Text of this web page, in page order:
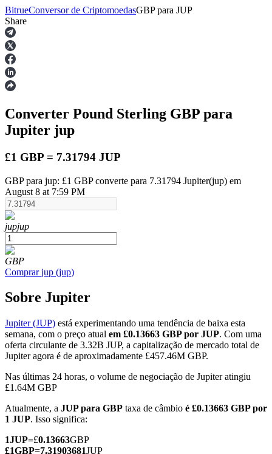
Futuros
Futuros de USDT
Futuros usando USDT como garantia
Futuros COIN-M
Futuros de criptomoeda
TradFi
Derivativos de ações, câmbio, metais preciosos e commodities
BitrueConversor de CriptomoedasGBP para JUP
Share
Converter Pound Sterling GBP para
Jupiter jup
£1 GBP = 7.31794 JUP
GBP para jup: £1 GBP converte para 7.31794 Jupiter(jup) em
August 8 at 7:59 PM
jupjup
GBP
Comprar jup (jup)
Sobre Jupiter
Jupiter (JUP) está experimentando uma tendência de baixa esta
semana, com o preço atual em £0.13663 GBP por JUP. Com uma
oferta circulante de 3.32B JUP, a capitalização de mercado total de
Jupiter agora é de aproximadamente £457.46M GBP.
Nas últimas 24 horas, o volume de negociação de Jupiter atingiu
£1.64M GBP
Atualmente, a JUP para GBP taxa de câmbio é £0.13663 GBP por
1 JUP. Isso significa:
1JUP=£0.13663GBP
£1GBP=7.31903681JUP